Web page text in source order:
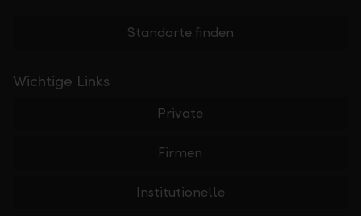
Standorte finden
Wichtige Links
Private
Firmen
Institutionelle